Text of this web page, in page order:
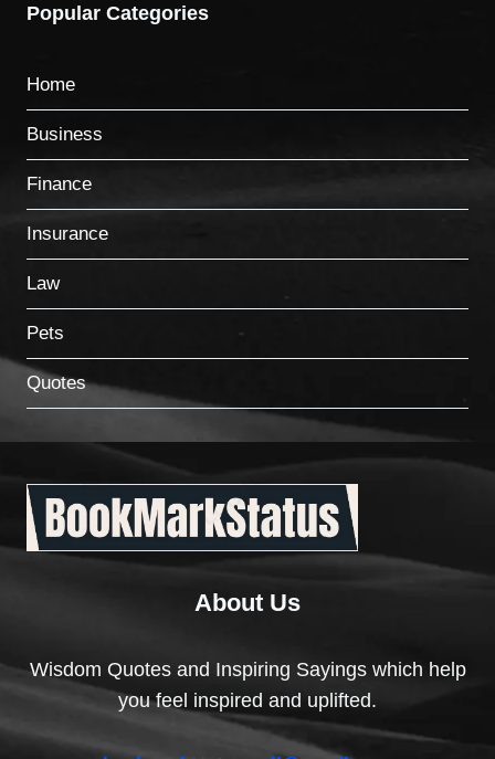
Popular Categories
Home
Business
Finance
Insurance
Law
Pets
Quotes
About Us
Wisdom Quotes and Inspiring Sayings which help
you feel inspired and uplifted.